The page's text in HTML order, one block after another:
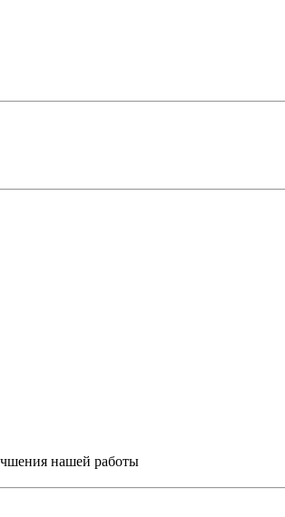
нашей работы